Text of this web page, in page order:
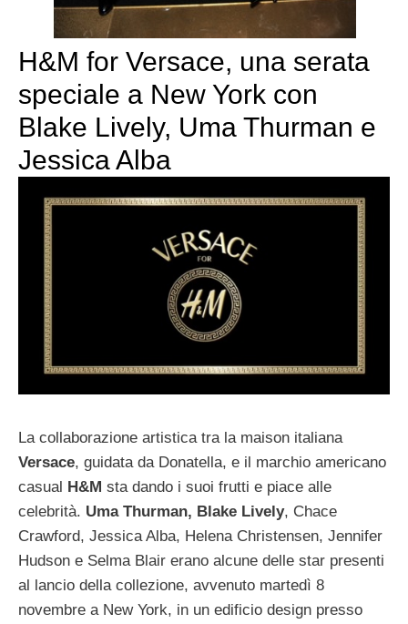
H&M for Versace, una serata
speciale a New York con
Blake Lively, Uma Thurman e
Jessica Alba
La collaborazione artistica tra la maison italiana
Versace, guidata da Donatella, e il marchio americano
casual H&M sta dando i suoi frutti e piace alle
celebrità. Uma Thurman, Blake Lively, Chace
Crawford, Jessica Alba, Helena Christensen, Jennifer
Hudson e Selma Blair erano alcune delle star presenti
al lancio della collezione, avvenuto martedì 8
novembre a New York, in un edificio design presso